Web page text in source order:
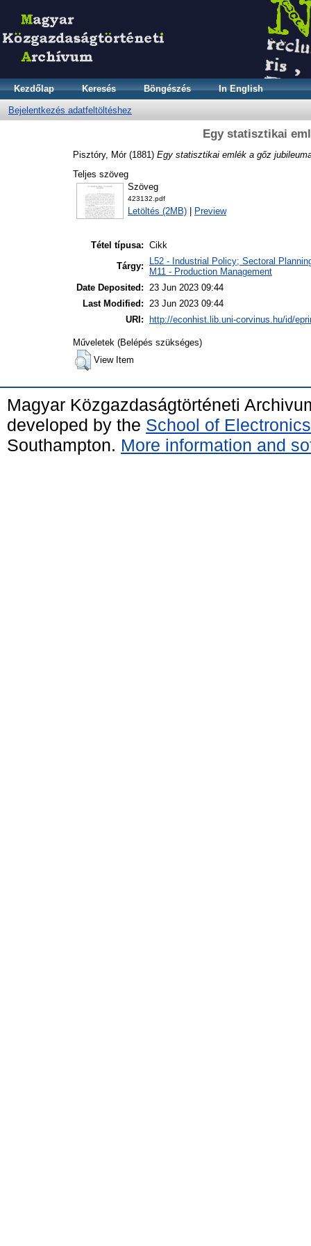
Kezdőlap Keresés Böngészés In English
Bejelentkezés adatfeltöltéshez
Egy statisztikai
Pisztóry, Mór(1881) Egy statisztikai emlék a gőz
Teljes szöveg
Szöveg
423132.pdf
Letöltés (2MB) Preview
Tétel típusa: Cikk
Tárgy:
L52 - Industrial Policy; Sectoral
M11 - Production Management
Date Deposited:
23 Jun 2023 09:44
Last Modified:
23 Jun 2023 09:44
URI:
http://econhist.lib.uni-corvinus.hu/id/
Műveletek (Belépés szükséges)
View Item
Magyar Közgazdaságtörténeti
developed by the School of
Southampton. More information and